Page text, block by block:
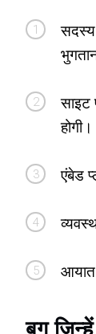
सदस्य
साइट
होगी।
एंबेड
आयात